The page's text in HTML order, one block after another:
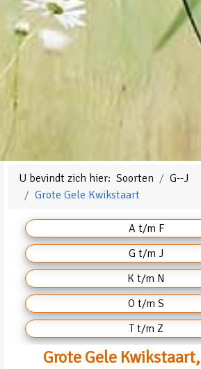
U bevindt zich hier:Soorten
G--J
Grote Gele Kwikstaart
A t/m F
G t/m J
K t/m N
O t/m S
T t/m Z
Grote Gele